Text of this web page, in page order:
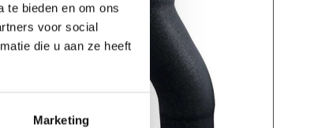
te bieden en om ons
voor social
die u aan ze heeft
Marketing